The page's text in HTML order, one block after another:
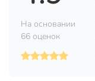
Тип
На основании
66 оценок